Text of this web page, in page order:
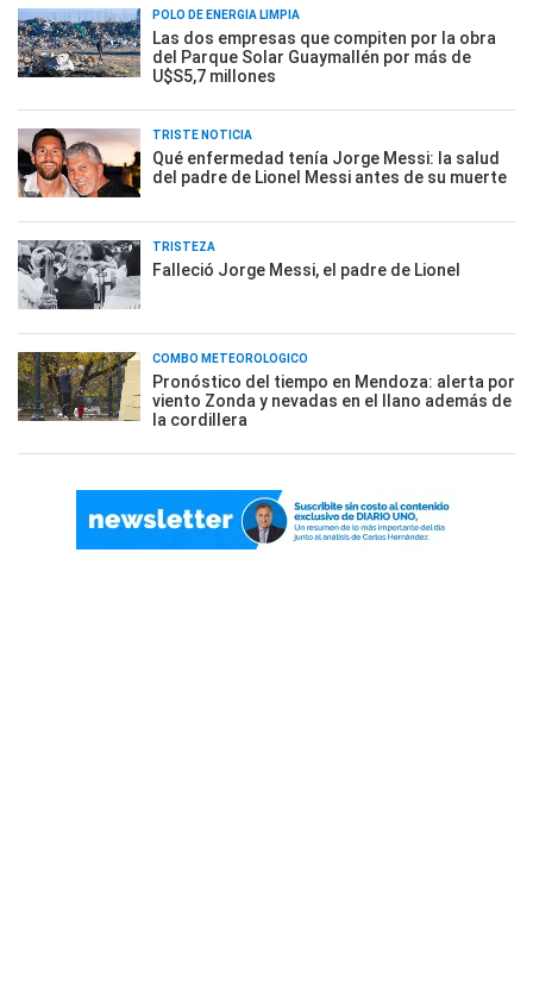
POLO DE ENERGÍA LIMPIA
Las dos empresas que compiten por la obra
del Parque Solar Guaymallén por más de
U$S5,7 millones
TRISTE NOTICIA
Qué enfermedad tenía Jorge Messi: la salud
del padre de Lionel Messi antes de su muerte
TRISTEZA
Falleció Jorge Messi, el padre de Lionel
COMBO METEOROLÓGICO
Pronóstico del tiempo en Mendoza: alerta por
viento Zonda y nevadas en el llano además de
la cordillera